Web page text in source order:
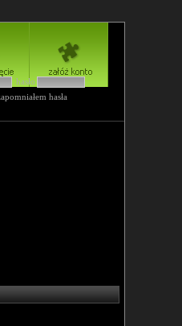
hasło
hasła